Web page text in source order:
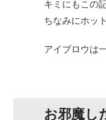
キミにもこの
ちなみにホッ
アイブロウは
お邪魔し